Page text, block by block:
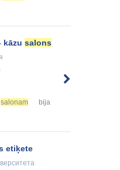
kāzu salons
salonam
bija
etiķete